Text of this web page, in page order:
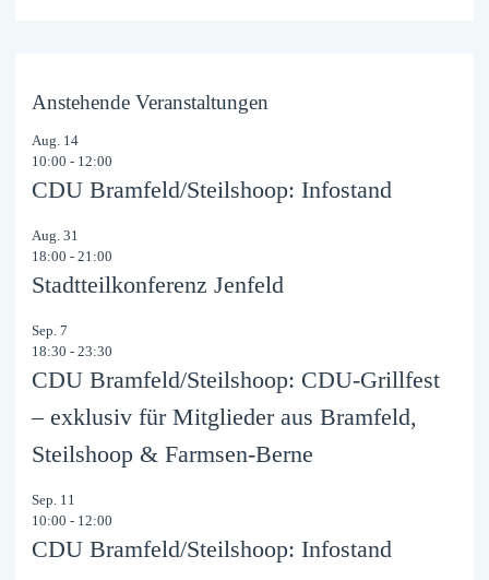
Anstehende Veranstaltungen
Aug. 14
10:00 - 12:00
CDU Bramfeld/Steilshoop: Infostand
Aug. 31
18:00 - 21:00
Stadtteilkonferenz Jenfeld
Sep. 7
18:30 - 23:30
CDU Bramfeld/Steilshoop: CDU-Grillfest
– exklusiv für Mitglieder aus Bramfeld,
Steilshoop & Farmsen-Berne
Sep. 11
10:00 - 12:00
CDU Bramfeld/Steilshoop: Infostand